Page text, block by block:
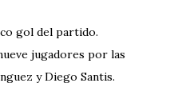
gol del partido.
jugadores por las
y Diego Santis.